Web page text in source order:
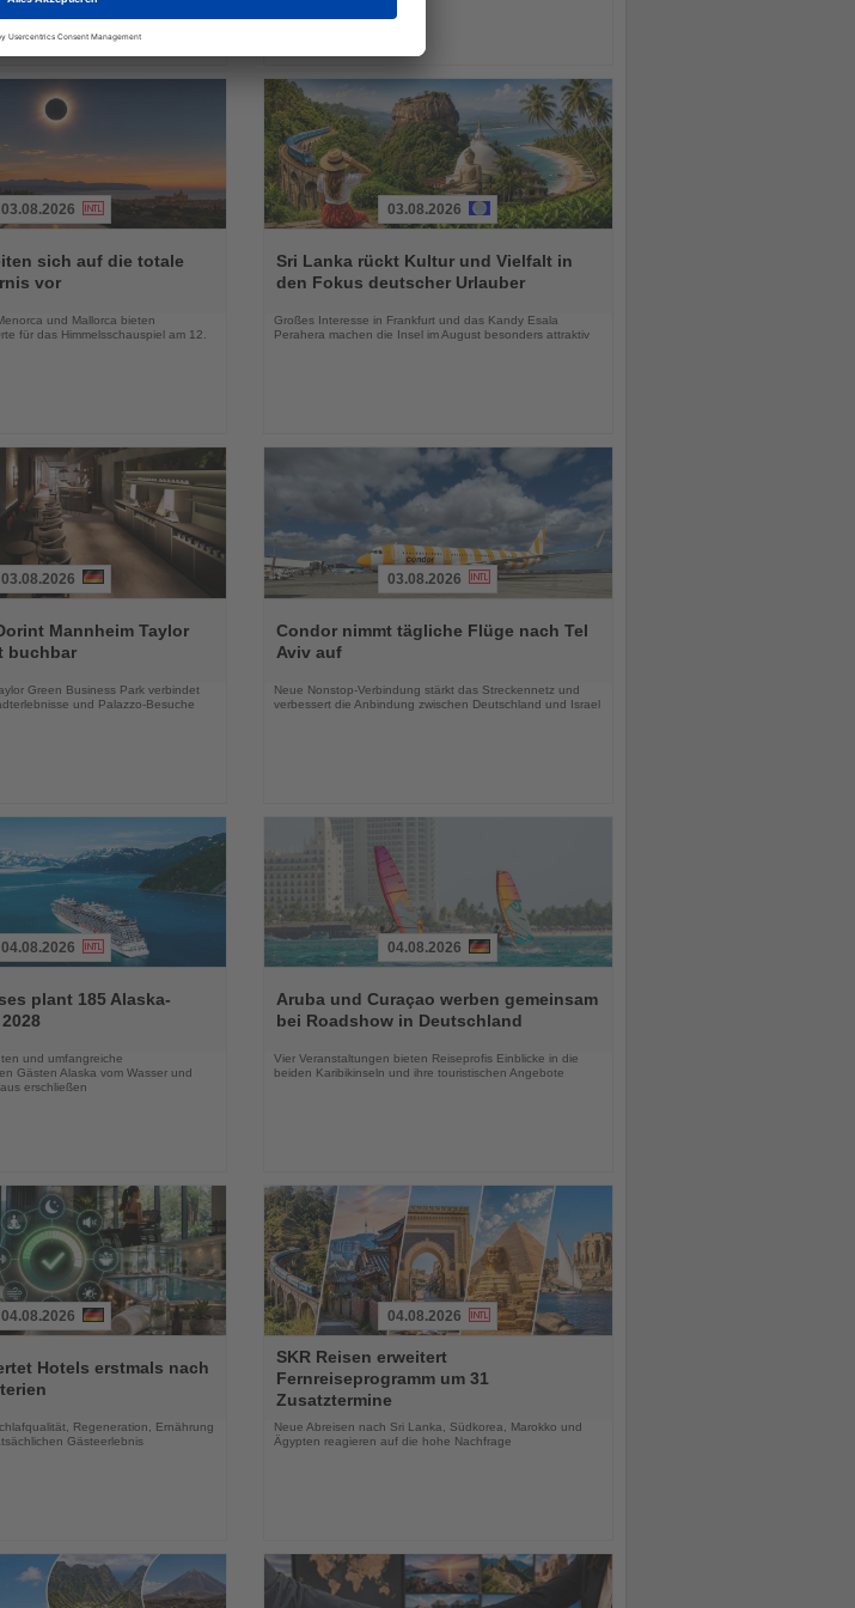
03.08.2026
sich auf die totale
vor
und Mallorca bieten
für das Himmelsschauspiel am 12.
Sie
die
03.08.2026
Sri Lanka rückt Kultur und Vielfalt in
den Fokus deutscher Urlauber
Großes Interesse in Frankfurt und das Kandy Esala
Perahera machen die Insel im August besonders attraktiv
03.08.2026
Mannheim Taylor
buchbar
Green Business Park verbindet
und Palazzo-Besuche
Sie
die
03.08.2026
Condor nimmt tägliche Flüge nach Tel
Aviv auf
Neue Nonstop-Verbindung stärkt das Streckennetz und
verbessert die Anbindung zwischen Deutschland und Israel
04.08.2026
plant 185 Alaska-
und umfangreiche
Gästen Alaska vom Wasser und
erschließen
Sie
die
04.08.2026
Aruba und Curaçao werben gemeinsam
bei Roadshow in Deutschland
Vier Veranstaltungen bieten Reiseprofis Einblicke in die
beiden Karibikinseln und ihre touristischen Angebote
04.08.2026
Hotels erstmals nach
Regeneration, Ernährung
Gästeerlebnis
Sie
die
Nachrichten
04.08.2026
SKR Reisen erweitert
Fernreiseprogramm um 31
Zusatztermine
Neue Abreisen nach Sri Lanka, Südkorea, Marokko und
Ägypten reagieren auf die hohe Nachfrage